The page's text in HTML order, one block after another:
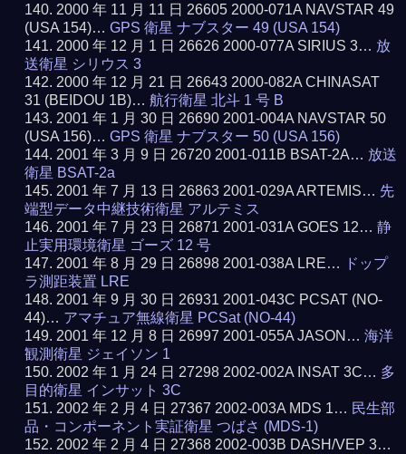
2000 年 11 月 11 日 26605 2000-071A NAVSTAR 49
(USA 154)…GPS 衛星 ナブスター 49 (USA 154)
2000 年 12 月 1 日 26626 2000-077A SIRIUS 3… 放
送衛星 シリウス 3
2000 年 12 月 21 日 26643 2000-082A CHINASAT
31 (BEIDOU 1B)…航行衛星 北斗 1 号 B
2001 年 1 月 30 日 26690 2001-004A NAVSTAR 50
(USA 156)…GPS 衛星 ナブスター 50 (USA 156)
2001 年 3 月 9 日 26720 2001-011B BSAT-2A… 放送
衛星 BSAT-2a
2001 年 7 月 13 日 26863 2001-029A ARTEMIS… 先
端型データ中継技術衛星 アルテミス
2001 年 7 月 23 日 26871 2001-031A GOES 12…静
止実用環境衛星 ゴーズ 12 号
2001 年 8 月 29 日 26898 2001-038A LRE…
ドップ
ラ測距装置 LRE
2001 年 9 月 30 日 26931 2001-043C PCSAT (NO-
44)… アマチュア無線衛星 PCSat (NO-44)
2001 年 12 月 8 日 26997 2001-055A JASON…海洋
観測衛星 ジェイソン 1
2002 年 1 月 24 日 27298 2002-002A INSAT 3C… 多
目的衛星 インサット 3C
2002 年 2 月 4 日 27367 2002-003A MDS 1… 民生部
品・コンポーネント実証衛星 つばさ (MDS-1)
2002 年 2 月 4 日 27368 2002-003B DASH/VEP 3…